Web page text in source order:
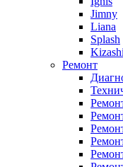
Jimny
Liana
Splash
Kizashi
Ремонт